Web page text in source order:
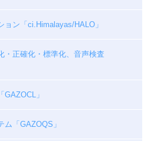
ン「ci.Himalayas/HALO」
・正確化・標準化、音声検査
」
「GAZOQS」